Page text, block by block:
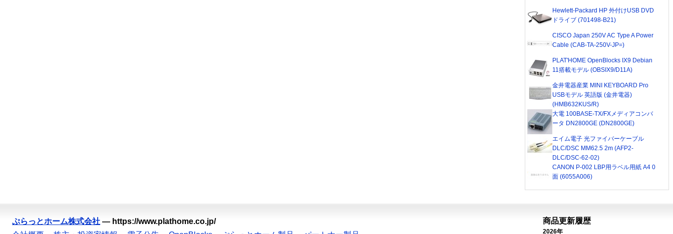
Hewlett-Packard HP 外付けUSB DVD
ドライブ (701498-B21)
CISCO Japan 250V AC Type A Power
Cable (CAB-TA-250V-JP=)
PLAT'HOME OpenBlocks IX9 Debian
11搭載モデル (OBSIX9/D11A)
金井電器産業 MINI KEYBOARD Pro
USBモデル 英語版 (金井電器)
(HMB632KUS/R)
大電 100BASE-TX/FXメディアコンバ
ータ DN2800GE (DN2800GE)
エイム電子 光ファイバーケーブル
DLC/DSC MM62.5 2m (AFP2-
DLC/DSC-62-02)
CANON P-002 LBP用ラベル用紙 A4 0
面 (6055A006)
ぷらっとホーム株式会社 — https://www.plathome.co.jp/
商品更新履歴
2026年